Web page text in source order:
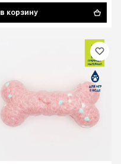
в корзину